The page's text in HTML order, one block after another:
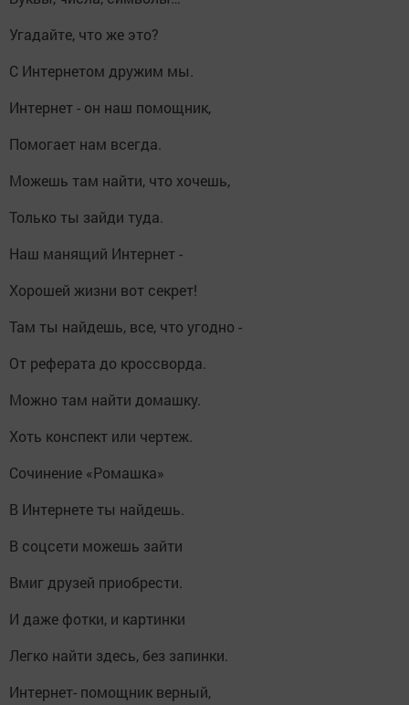
Угадайте, что же это?
С Интернетом дружим мы.
Интернет - он наш помощник,
Помогает нам всегда.
Можешь там найти, что хочешь,
Только ты зайди туда.
Наш манящий Интернет -
Хорошей жизни вот секрет!
Там ты найдешь, все, что угодно -
От реферата до кроссворда.
Можно там найти домашку.
Хоть конспект или чертеж.
Сочинение «Ромашка»
В Интернете ты найдешь.
В соцсети можешь зайти
Вмиг друзей приобрести.
И даже фотки, и картинки
Легко найти здесь, без запинки.
Интернет- помощник верный,